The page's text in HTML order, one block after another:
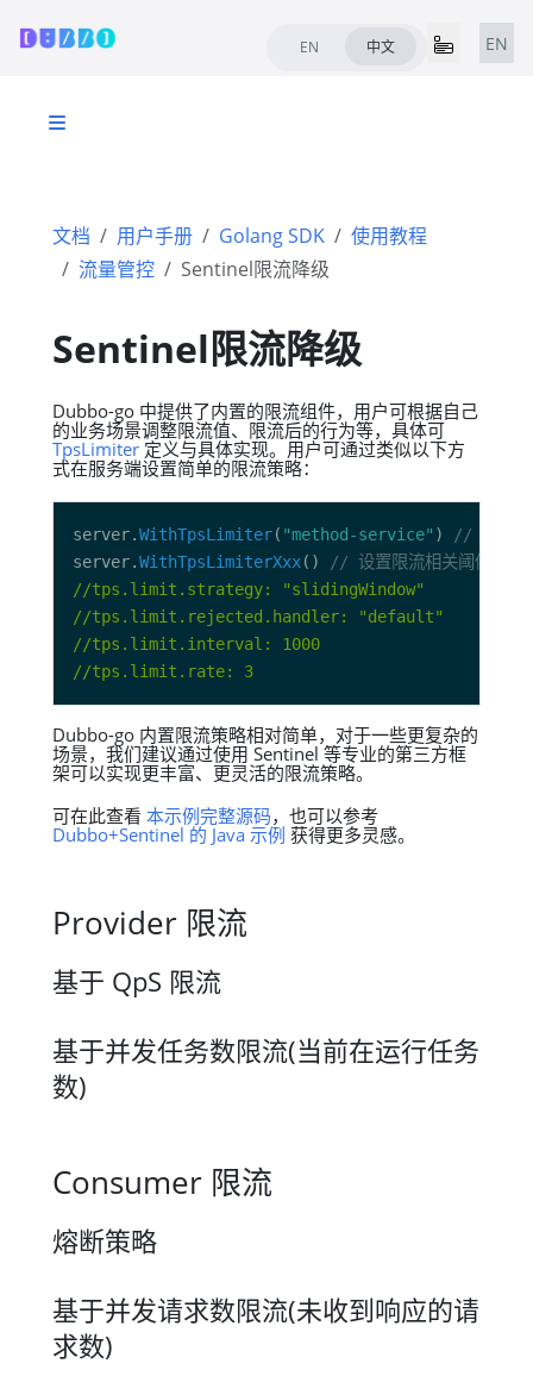
EN 中文 EN
文档 用户手册 Golang SDK
使用教程
流量管控
Sentinel限流降级
Sentinel限流降级
Dubbo-go 中提供了内置的限流组件，用户可根据自己
的业务场景调整限流值、限流后的行为等，具体可
TpsLimiter 定义与具体实现。用户可通过类似以下方
式在服务端设置简单的限流策略：
server.WithTpsLimiter( "method-service" )
// 目前
server.WithTpsLimiterXxx()
// 设置限流相关阈值，请
//tps.limit.strategy: "slidingWindow"
//tps.limit.rejected.handler: "default"
//tps.limit.interval: 1000
//tps.limit.rate: 3
Dubbo-go 内置限流策略相对简单，对于一些更复杂的
场景，我们建议通过使用 Sentinel 等专业的第三方框
架可以实现更丰富、更灵活的限流策略。
可在此查看 本示例完整源码，也可以参考
Dubbo+Sentinel 的 Java 示例 获得更多灵感。
Provider 限流
基于 QpS 限流
基于并发任务数限流(当前在运行任务
数)
Consumer 限流
熔断策略
基于并发请求数限流(未收到响应的请
求数)